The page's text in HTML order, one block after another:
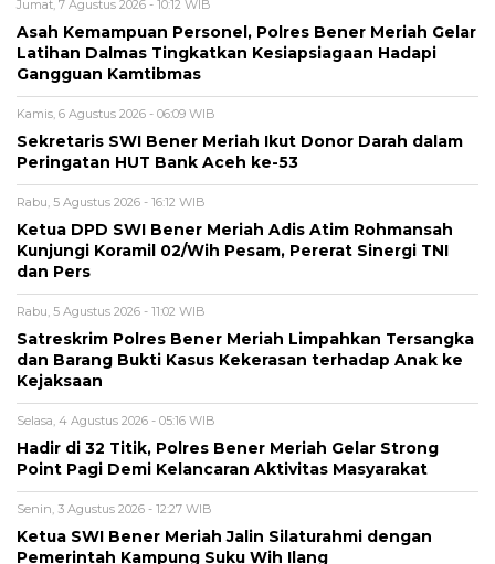
Jumat, 7 Agustus 2026 - 10:12 WIB
Asah Kemampuan Personel, Polres Bener Meriah Gelar
Latihan Dalmas Tingkatkan Kesiapsiagaan Hadapi
Gangguan Kamtibmas
Kamis, 6 Agustus 2026 - 06:09 WIB
Sekretaris SWI Bener Meriah Ikut Donor Darah dalam
Peringatan HUT Bank Aceh ke-53
Rabu, 5 Agustus 2026 - 16:12 WIB
Ketua DPD SWI Bener Meriah Adis Atim Rohmansah
Kunjungi Koramil 02/Wih Pesam, Pererat Sinergi TNI
dan Pers
Rabu, 5 Agustus 2026 - 11:02 WIB
Satreskrim Polres Bener Meriah Limpahkan Tersangka
dan Barang Bukti Kasus Kekerasan terhadap Anak ke
Kejaksaan
Selasa, 4 Agustus 2026 - 05:16 WIB
Hadir di 32 Titik, Polres Bener Meriah Gelar Strong
Point Pagi Demi Kelancaran Aktivitas Masyarakat
Senin, 3 Agustus 2026 - 12:27 WIB
Ketua SWI Bener Meriah Jalin Silaturahmi dengan
Pemerintah Kampung Suku Wih Ilang